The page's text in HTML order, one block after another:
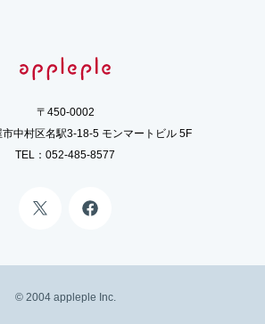
〒450-0002
中村区名駅3-18-5 モンマートビル 5F
TEL： 052-485-8577
©️ 2004 appleple Inc.